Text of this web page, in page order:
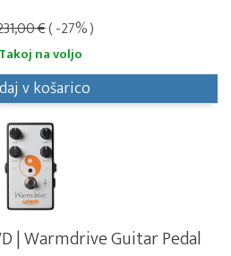
€( -27% )
Takoj na voljo
v košarico
| Warmdrive Guitar Pedal